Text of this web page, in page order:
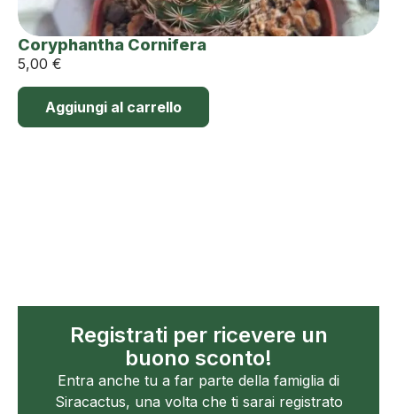
Coryphantha Cornifera
5,00 €
Aggiungi al carrello
Registrati per ricevere un
buono sconto!
Entra anche tu a far parte della famiglia di
Siracactus, una volta che ti sarai registrato